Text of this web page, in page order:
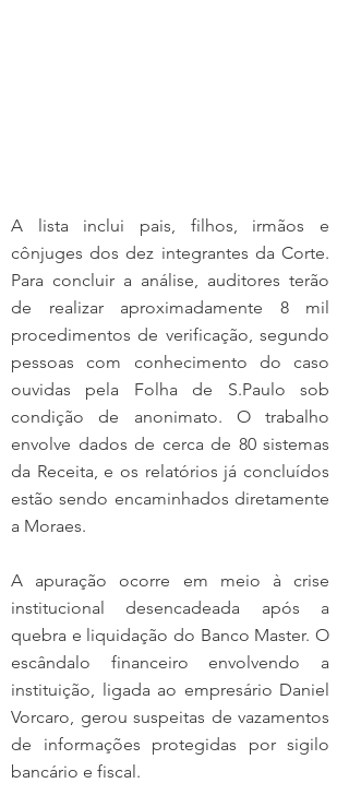
A lista inclui pais, filhos, irmãos e
cônjuges dos dez integrantes da Corte.
Para concluir a análise, auditores terão
de realizar aproximadamente 8 mil
procedimentos de verificação, segundo
pessoas com conhecimento do caso
ouvidas pela Folha de S.Paulo sob
condição de anonimato. O trabalho
envolve dados de cerca de 80 sistemas
da Receita, e os relatórios já concluídos
estão sendo encaminhados diretamente
a Moraes.
A apuração ocorre em meio à crise
institucional desencadeada após a
quebra e liquidação do Banco Master. O
escândalo financeiro envolvendo a
instituição, ligada ao empresário Daniel
Vorcaro, gerou suspeitas de vazamentos
de informações protegidas por sigilo
bancário e fiscal.